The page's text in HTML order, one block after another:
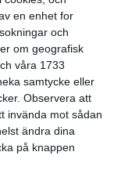
en enhet for
och
om geografisk
våra 1733
samtycke eller
Observera att
invända mot sådan
ändra dina
på knappen